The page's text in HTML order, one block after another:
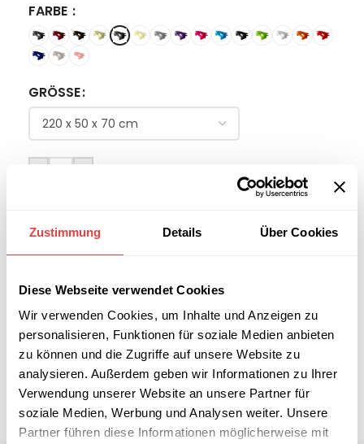
Zustimmung Details Über Cookies
Diese Webseite verwendet Cookies
Wir verwenden Cookies, um Inhalte und Anzeigen zu
personalisieren, Funktionen für soziale Medien anbieten
zu können und die Zugriffe auf unsere Website zu
analysieren. Außerdem geben wir Informationen zu Ihrer
Verwendung unserer Website an unsere Partner für
soziale Medien, Werbung und Analysen weiter. Unsere
Partner führen diese Informationen möglicherweise mit
FARBE
GRÖSSE
Interessiert an
Stückzahlen?
Artikelnummer: FG-DP
Kategorien: Bierzeltgarniturhussen, Sale %
Marke:Gastro Uzal
Teilen: